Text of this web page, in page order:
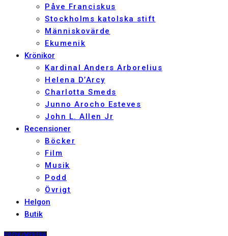
Påve Franciskus
Stockholms katolska stift
Människovärde
Ekumenik
Krönikor
Kardinal Anders Arborelius
Helena D’Arcy
Charlotta Smeds
Junno Arocho Esteves
John L. Allen Jr
Recensioner
Böcker
Film
Musik
Podd
Övrigt
Helgon
Butik